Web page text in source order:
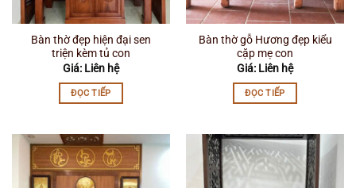
Bàn thờ đẹp hiện đại sen
triện kèm tủ con
Giá: Liên hệ
ĐỌC TIẾP
Bàn thờ gỗ Hương đẹp kiểu
cặp mẹ con
Giá: Liên hệ
ĐỌC TIẾP